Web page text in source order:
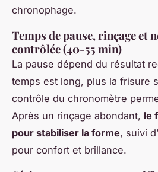
chronophage.
Temps de pause, rinçage et
contrôlée (40-55 min)
La pause dépend du résultat
temps est long, plus la frisure
contrôle du chronomètre
Après un rinçage abondant, le
pour stabiliser la forme, suivi
pour confort et brillance.